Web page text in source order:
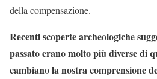
della compensazione.
Recenti scoperte archeologiche
passato erano molto più diverse di
cambiano la nostra comprensione